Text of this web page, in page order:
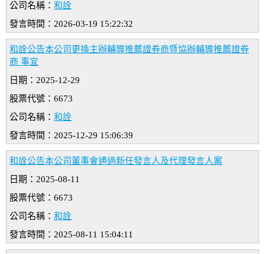
公司名稱： 和詮
發言時間：2026-03-19 15:22:32
和詮公告本公司更換主辦輔導推薦證券商暨協辦輔導推薦證券
商 事宜
日期：2025-12-29
股票代號：6673
公司名稱： 和詮
發言時間：2025-12-29 15:06:39
和詮公告本公司董事會通過新任發言人及代理發言人案
日期：2025-08-11
股票代號：6673
公司名稱： 和詮
發言時間：2025-08-11 15:04:11